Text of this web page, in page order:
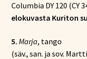
Columbia DY 120 (CY
elokuvasta Kuriton
5. Marja, tango
(säv., san. ja sov.